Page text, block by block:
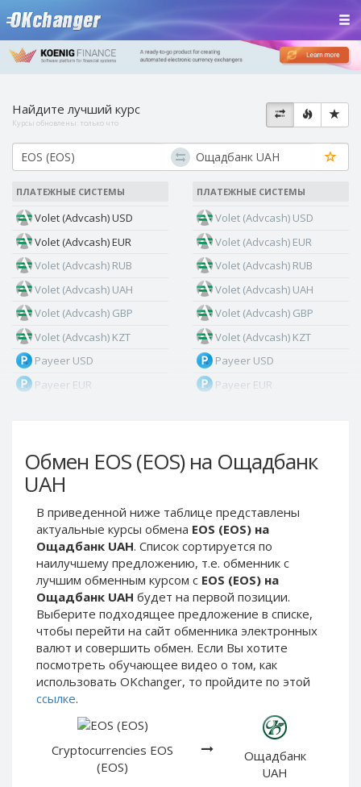
Обмен EOS (EOS) на Ощадбанк
UAH
В приведенной ниже таблице представлены
актуальные курсы обмена EOS (EOS) на
Ощадбанк UAH. Список сортируется по
наилучшему предложению, т.е. обменник с
лучшим обменным курсом с EOS (EOS) на
Ощадбанк UAH будет на первой позиции.
Выберите подходящее предложение в списке,
чтобы перейти на сайт обменника электронных
валют и совершить обмен. Если Вы хотите
посмотреть обучающее видео о том, как
использовать OKchanger, то пройдите по этой
ссылке.
Cryptocurrencies EOS
(EOS)
Ощадбанк
UAH
Найдите лучший курс
Курсы обновлены: только что
ПЛАТЕЖНЫЕ СИСТЕМЫ
Volet (Advcash) USD
Volet (Advcash) EUR
Volet (Advcash) RUB
Volet (Advcash) UAH
Volet (Advcash) GBP
Volet (Advcash) KZT
Payeer USD
Payeer EUR
Payeer Tether ERC20
(USDT)
Payeer UAH
ЮMoney RUB
ЮMoney KZT
PayPal USD
PayPal EUR
PayPal GBP
PayPal CAD
PayPal AUD
PayPal RUB
PayPal CZK
PayPal DKK
PayPal HKD
ПЛАТЕЖНЫЕ СИСТЕМЫ
Volet (Advcash) USD
Volet (Advcash) EUR
Volet (Advcash) RUB
Volet (Advcash) UAH
Volet (Advcash) GBP
Volet (Advcash) KZT
Payeer USD
Payeer EUR
Payeer Tether ERC20
(USDT)
ЮMoney RUB
ЮMoney KZT
PayPal USD
PayPal EUR
PayPal GBP
PayPal CAD
PayPal AUD
PayPal RUB
PayPal DKK
PayPal HKD
PayPal JPY